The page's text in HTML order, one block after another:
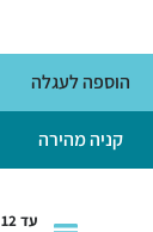
קניה מהירה
הוספה לעגלה
עד 12 תשלומים